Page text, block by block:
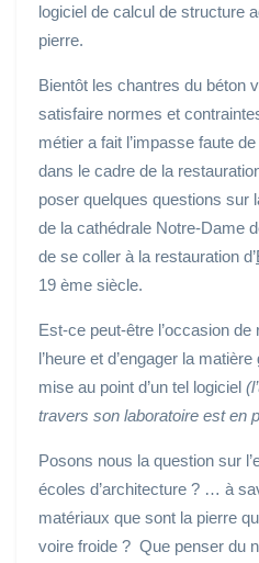
logiciel de calcul de structure
pierre.
Bientôt les chantres du béton
satisfaire normes et
métier a fait l’impasse faute
dans le cadre de la
poser quelques questions sur
de la cathédrale Notre-Dame
de se coller à la restauration d’
19 ème siècle.
Est-ce peut-être l’occasion
l’heure et d’engager la
mise au point d’un tel logiciel
travers son laboratoire est en
Posons nous la question sur
écoles d’architecture ? … à
matériaux que sont la pierre
voire froide ? Que penser du